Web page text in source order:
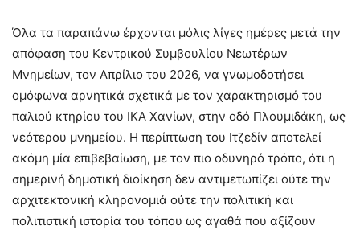
Όλα τα παραπάνω έρχονται μόλις λίγες ημέρες μετά την
απόφαση του Κεντρικού Συμβουλίου Νεωτέρων
Μνημείων, τον Απρίλιο του 2026, να γνωμοδοτήσει
ομόφωνα αρνητικά σχετικά με τον χαρακτηρισμό του
παλιού κτηρίου του ΙΚΑ Χανίων, στην οδό Πλουμιδάκη, ως
νεότερου μνημείου. Η περίπτωση του Ιτζεδίν αποτελεί
ακόμη μία επιβεβαίωση, με τον πιο οδυνηρό τρόπο, ότι η
σημερινή δημοτική διοίκηση δεν αντιμετωπίζει ούτε την
αρχιτεκτονική κληρονομιά ούτε την πολιτική και
πολιτιστική ιστορία του τόπου ως αγαθά που αξίζουν